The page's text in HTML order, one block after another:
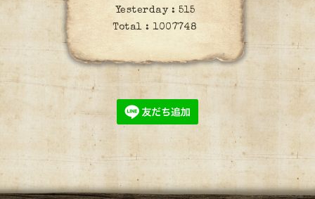
Yesterday : 515
Total :1007748